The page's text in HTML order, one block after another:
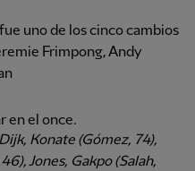
uno de los cinco cambios
Frimpong, Andy
en el once.
Konate (Gómez, 74),
Jones, Gakpo (Salah,